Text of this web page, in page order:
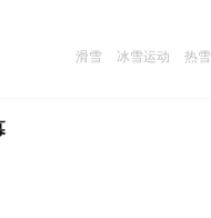
滑雪 冰雪运动 热